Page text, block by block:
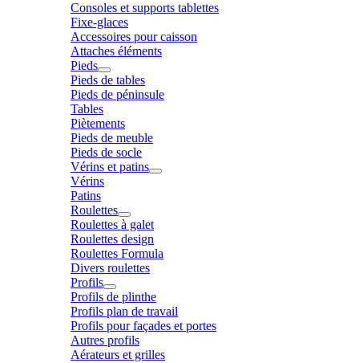
Consoles et supports tablettes
Fixe-glaces
Accessoires pour caisson
Attaches éléments
Pieds
Pieds de tables
Pieds de péninsule
Tables
Piètements
Pieds de meuble
Pieds de socle
Vérins et patins
Vérins
Patins
Roulettes
Roulettes à galet
Roulettes design
Roulettes Formula
Divers roulettes
Profils
Profils de plinthe
Profils plan de travail
Profils pour façades et portes
Autres profils
Aérateurs et grilles